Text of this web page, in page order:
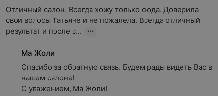
Отличный салон. Всегда хожу только сюда. Доверила
свои волосы Татьяне и не пожалела. Всегда отличный
результат и после с...
Ма Жоли
Спасибо за обратную связь. Будем рады видеть Вас в
нашем салоне!
С уважением, Ма Жоли!